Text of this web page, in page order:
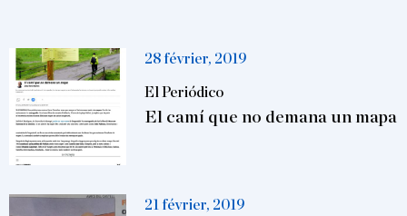
28 février, 2019
El Periódico
El camí que no demana un mapa
21 février, 2019